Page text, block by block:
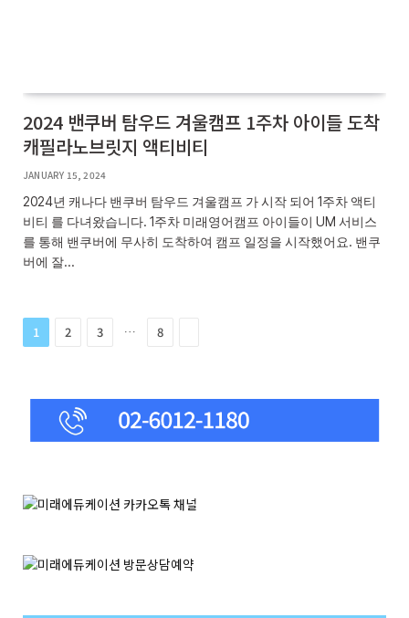
2024 밴쿠버 탐우드 겨울캠프 1주차 아이들 도착
캐필라노브릿지 액티비티
JANUARY 15, 2024
2024년 캐나다 밴쿠버 탐우드 겨울캠프 가 시작 되어 1주차 액티
비티 를 다녀왔습니다. 1주차 미래영어캠프 아이들이 UM 서비스
를 통해 밴쿠버에 무사히 도착하여 캠프 일정을 시작했어요. 밴쿠
버에 잘…
1 2 3 … 8